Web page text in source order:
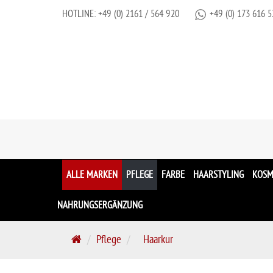
HOTLINE: +49 (0) 2161 / 564 920 +49 (0) 173 616
ALLE MARKEN PFLEGE FARBE HAARSTYLING
NAHRUNGSERGÄNZUNG
S
Pflege Haarkur